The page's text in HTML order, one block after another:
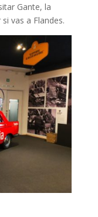
Gante, la
vas a Flandes.